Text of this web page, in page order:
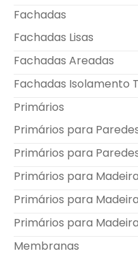
Fachadas
Fachadas Lisas
Fachadas Areadas
Fachadas Isolamento
Primários
Primários para
Primários para
Primários para
Primários para
Primários para
Membranas